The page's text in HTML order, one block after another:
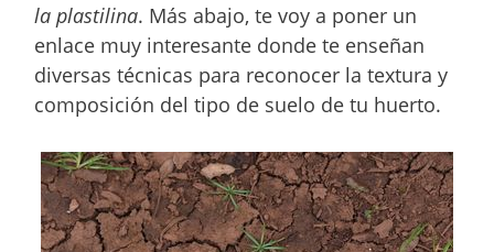
la plastilina. Más abajo, te voy a poner un
enlace muy interesante donde te enseñan
diversas técnicas para reconocer la textura y
composición del tipo de suelo de tu huerto.